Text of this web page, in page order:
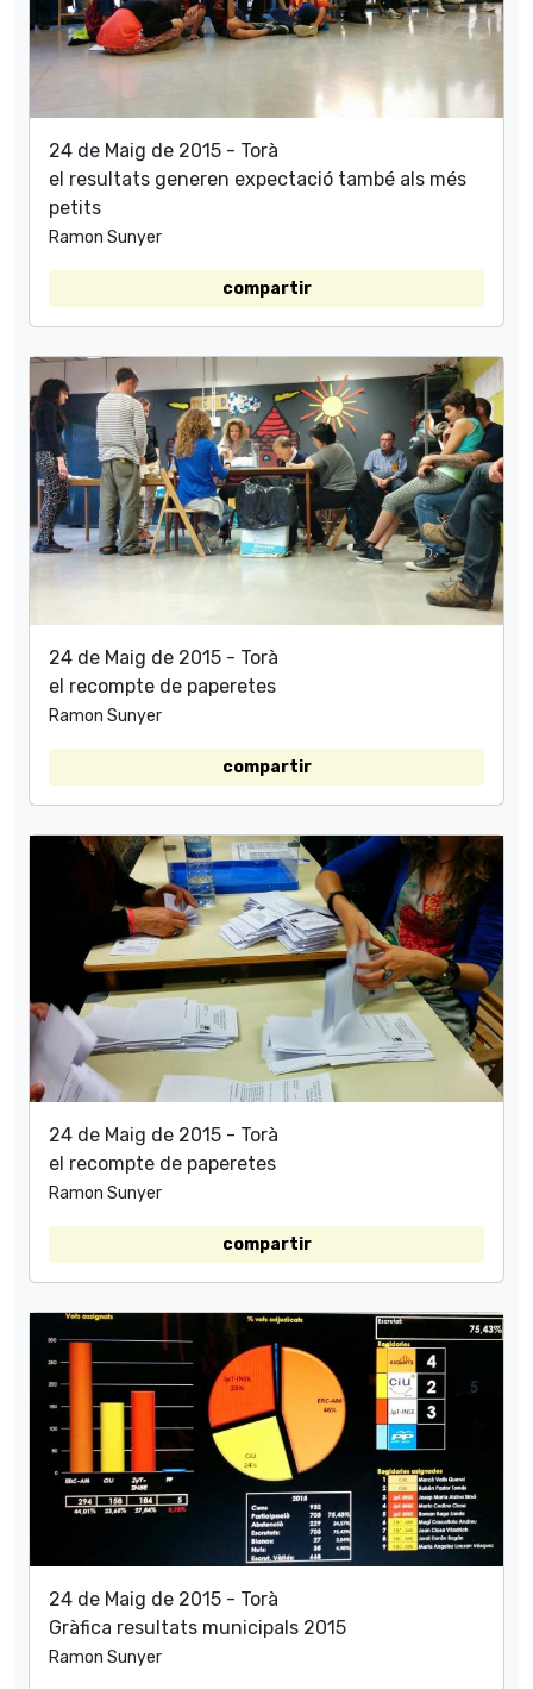
24 de Maig de 2015 - Torà
el resultats generen expectació també als més
petits
Ramon Sunyer
compartir
24 de Maig de 2015 - Torà
el recompte de paperetes
Ramon Sunyer
compartir
24 de Maig de 2015 - Torà
el recompte de paperetes
Ramon Sunyer
compartir
24 de Maig de 2015 - Torà
Gràfica resultats municipals 2015
Ramon Sunyer